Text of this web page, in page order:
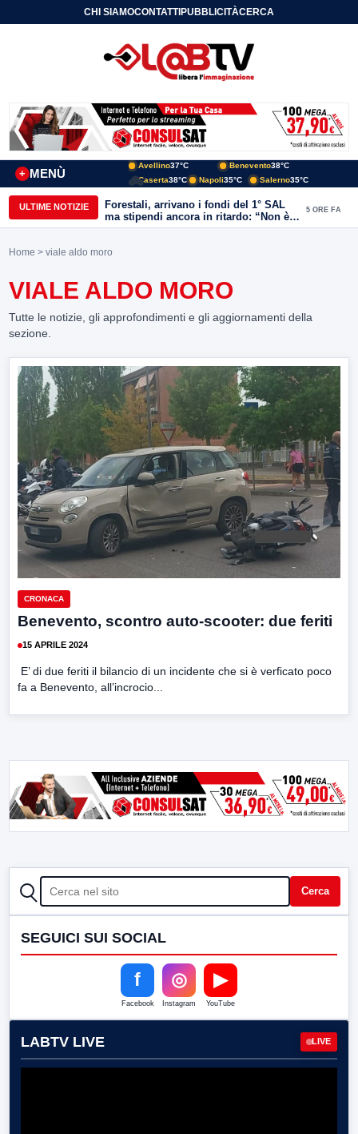
CHI SIAMOCONTATTIPUBBLICITÀCERCA
MENÙ
+
Avellino37°C Benevento38°C
Caserta38°C Napoli35°C Salerno35°C
ULTIME NOTIZIE
Forestali, arrivano i fondi del 1° SAL
ma stipendi ancora in ritardo: “Non è
più sostenibile”
5 ORE FA
Home > viale aldo moro
VIALE ALDO MORO
Tutte le notizie, gli approfondimenti e gli aggiornamenti della
sezione.
CRONACA
Benevento, scontro auto-scooter: due feriti
15 APRILE 2024
E’ di due feriti il bilancio di un incidente che si è verficato poco
fa a Benevento, all’incrocio...
CERCA Cerca
SEGUICI SUI SOCIAL
f
Facebook
◎
Instagram
▶
YouTube
LABTV LIVE LIVE